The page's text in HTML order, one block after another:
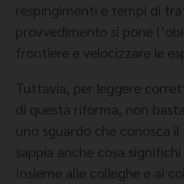
respingimenti e tempi di
provvedimento si pone
frontiere e velocizzare le
Tuttavia, per leggere
di questa riforma, non
uno sguardo che conosca
sappia anche cosa
Insieme alle colleghe e ai